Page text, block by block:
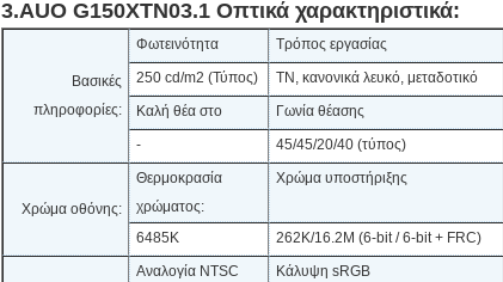
3.AUO G150XTN03.1 Οπτικά χαρακτηριστικά:
Βασικές
πληροφορίες:
Φωτεινότητα Τρόπος εργασίας
250 cd/m2 (Τύπος)
TN, κανονικά λευκό, μεταδοτικό
Καλή θέα στο
Γωνία θέασης
-
45/45/20/40 (τύπος)
Χρώμα οθόνης:
Θερμοκρασία
χρώματος:
Χρώμα υποστήριξης
6485K 262K/16.2M (6-bit / 6-bit + FRC)
Αναλογία NTSC Κάλυψη sRGB